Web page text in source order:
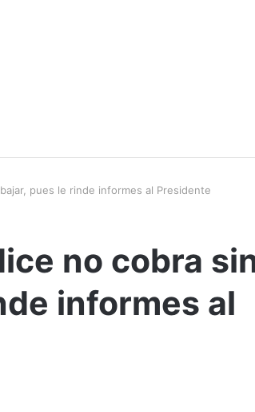
pues le rinde informes al Presidente
no cobra
informes al